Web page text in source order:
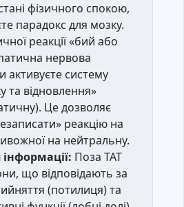
фізичного спокою,
парадокс для мозку.
реакції «бий або
нервова
активуєте систему
та відновлення»
Це дозволяє
реакцію на
на нейтральну.
інформації: Поза ТАТ
що відповідають за
(потилиця) та